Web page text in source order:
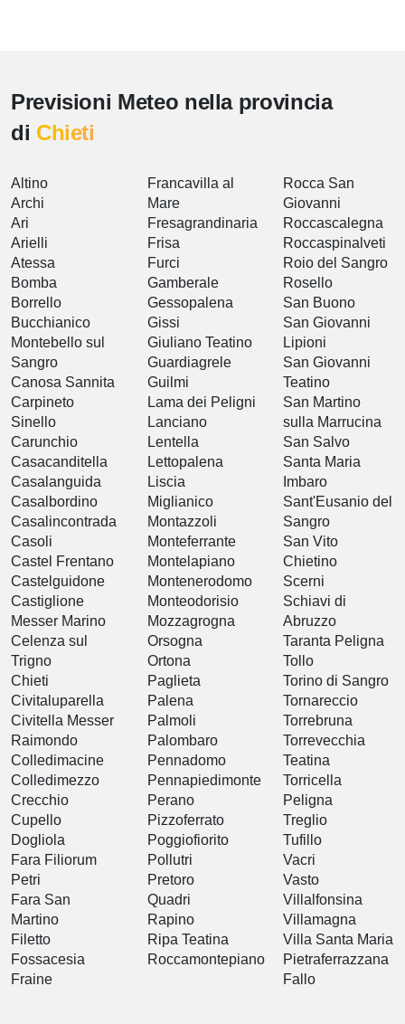
Previsioni Meteo nella provincia
di Chieti
Altino
Archi
Ari
Arielli
Atessa
Bomba
Borrello
Bucchianico
Montebello sul
Sangro
Canosa Sannita
Carpineto
Sinello
Carunchio
Casacanditella
Casalanguida
Casalbordino
Casalincontrada
Casoli
Castel Frentano
Castelguidone
Castiglione
Messer Marino
Celenza sul
Trigno
Chieti
Civitaluparella
Civitella Messer
Raimondo
Colledimacine
Colledimezzo
Crecchio
Cupello
Dogliola
Fara Filiorum
Petri
Fara San
Martino
Filetto
Fossacesia
Fraine
Francavilla al
Mare
Fresagrandinaria
Frisa
Furci
Gamberale
Gessopalena
Gissi
Giuliano Teatino
Guardiagrele
Guilmi
Lama dei Peligni
Lanciano
Lentella
Lettopalena
Liscia
Miglianico
Montazzoli
Monteferrante
Montelapiano
Montenerodomo
Monteodorisio
Mozzagrogna
Orsogna
Ortona
Paglieta
Palena
Palmoli
Palombaro
Pennadomo
Pennapiedimonte
Perano
Pizzoferrato
Poggiofiorito
Pollutri
Pretoro
Quadri
Rapino
Ripa Teatina
Roccamontepiano
Rocca San
Giovanni
Roccascalegna
Roccaspinalveti
Roio del Sangro
Rosello
San Buono
San Giovanni
Lipioni
San Giovanni
Teatino
San Martino
sulla Marrucina
San Salvo
Santa Maria
Imbaro
Sant'Eusanio del
Sangro
San Vito
Chietino
Scerni
Schiavi di
Abruzzo
Taranta Peligna
Tollo
Torino di Sangro
Tornareccio
Torrebruna
Torrevecchia
Teatina
Torricella
Peligna
Treglio
Tufillo
Vacri
Vasto
Villalfonsina
Villamagna
Villa Santa Maria
Pietraferrazzana
Fallo